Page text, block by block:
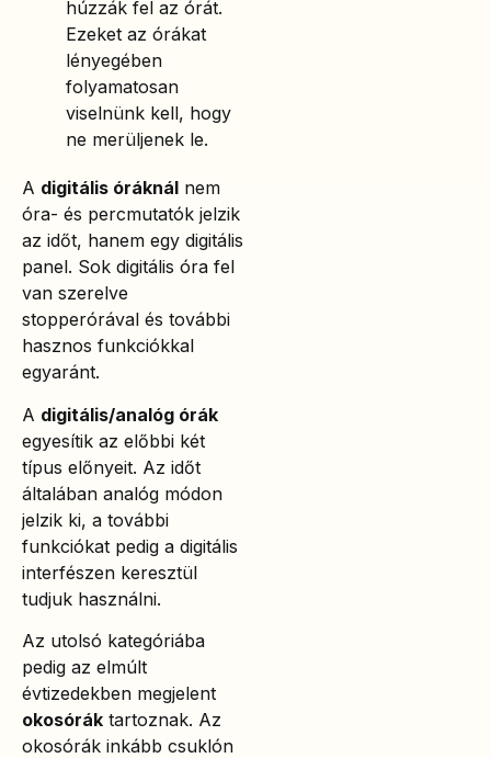
húzzák fel az órát.
Ezeket az órákat
lényegében
folyamatosan
viselnünk kell, hogy
ne merüljenek le.
A digitális óráknál nem
óra- és percmutatók jelzik
az időt, hanem egy digitális
panel. Sok digitális óra fel
van szerelve
stopperórával és további
hasznos funkciókkal
egyaránt.
A digitális/analóg órák
egyesítik az előbbi két
típus előnyeit. Az időt
általában analóg módon
jelzik ki, a további
funkciókat pedig a digitális
interfészen keresztül
tudjuk használni.
Az utolsó kategóriába
pedig az elmúlt
évtizedekben megjelent
okosórák tartoznak. Az
okosórák inkább csuklón